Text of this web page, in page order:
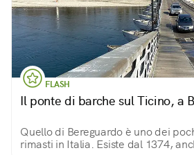
FLASH
Il ponte di barche sul Ticino, a
Quello di Bereguardo è uno dei pochi ponti
rimasti in Italia. Esiste dal 1374,